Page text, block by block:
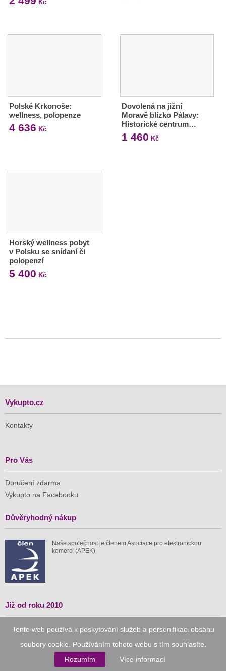
Tento web používá k poskytování služeb a personifikaci obsahu
soubory cookie. Používáním tohoto webu s tím souhlasíte.
Rozumím
Více informací
Kč
Polské Krkonoše:
wellness, polopenze
4 636 Kč
Dovolená na jižní
Moravě blízko Pálavy:
Historické centrum…
1 460 Kč
Horský wellness pobyt
v Polsku se snídaní či
polopenzí
5 400 Kč
Vykupto.cz
Kontakty
Pro Vás
Doručení zdarma
Vykupto na Facebooku
Důvěryhodný nákup
Naše společnost je členem Asociace pro elektronickou
komerci (APEK)
Již od roku 2010
59 tis.
spuštěných nabídek
1 511 mil.
ušetřeno nákupy